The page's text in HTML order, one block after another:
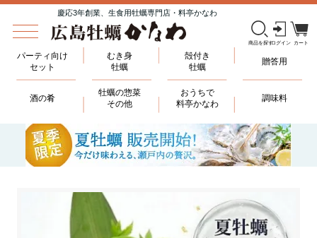
慶応3年創業、生食用牡蠣専門店・料亭かなわ
パーティ向け
セット
むき身
牡蠣
殻付き
牡蠣
贈答用
酒の肴
牡蠣の惣菜
その他
おうちで
料亭かなわ
調味料